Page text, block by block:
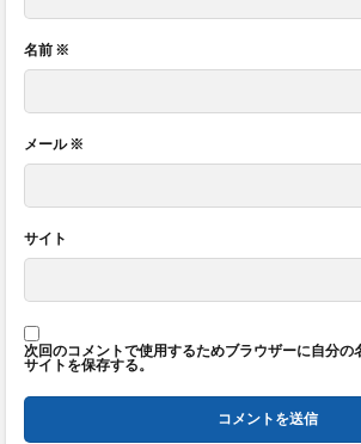
名前 ※
メール※
サイト
次回のコメントで使用するためブラウザーに自分の
サイトを保存する。